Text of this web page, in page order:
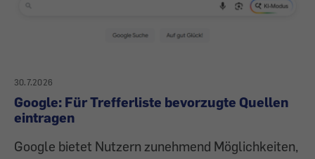
30.7.2026
Google: Für Trefferliste bevorzugte Quellen
eintragen
Google bietet Nutzern zunehmend Möglichkeiten,